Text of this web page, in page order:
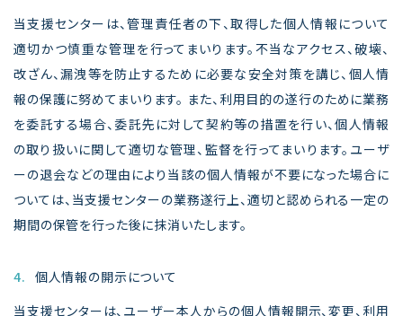
当支援センターは、管理責任者の下、取得した個人情報について
適切かつ慎重な管理を行ってまいります。不当なアクセス、破壊、
改ざん、漏洩等を防止するために必要な安全対策を講じ、個人情
報の保護に努めてまいります。 また、利用目的の遂行のために業務
を委託する場合、委託先に対して契約等の措置を行い、個人情報
の取り扱いに関して適切な管理、監督を行ってまいります。ユーザ
ーの退会などの理由により当該の個人情報が不要になった場合に
ついては、当支援センターの業務遂行上、適切と認められる一定の
期間の保管を行った後に抹消いたします。
4. 個人情報の開示について
当支援センターは、ユーザー本人からの個人情報開示、変更、利用